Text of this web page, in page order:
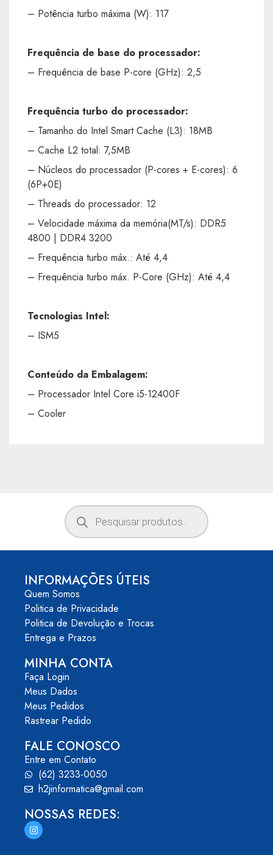
– Potência turbo máxima (W): 117
Frequência de base do processador:
– Frequência de base P-core (GHz): 2,5
Frequência turbo do processador:
– Tamanho do Intel Smart Cache (L3): 18MB
– Cache L2 total: 7,5MB
– Núcleos do processador (P-cores + E-cores): 6
(6P+0E)
– Threads do processador: 12
– Velocidade máxima da memória(MT/s): DDR5
4800 | DDR4 3200
– Frequência turbo máx.: Até 4,4
– Frequência turbo máx. P-Core (GHz): Até 4,4
Tecnologias Intel:
– ISM5
Conteúdo da Embalagem:
– Processador Intel Core i5-12400F
– Cooler
INFORMAÇÕES ÚTEIS
Quem Somos
Politica de Privacidade
Politica de Devolução e Trocas
Entrega e Prazos
MINHA CONTA
Faça Login
Meus Dados
Meus Pedidos
Rastrear Pedido
FALE CONOSCO
Entre em Contato
(62) 3233-0050
h2jinformatica@gmail.com
NOSSAS REDES: